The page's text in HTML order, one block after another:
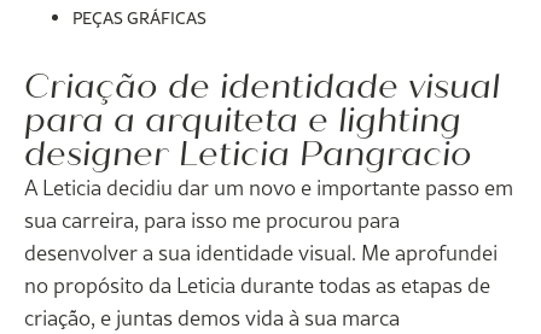
PEÇAS GRÁFICAS
Criação de identidade visual
para a arquiteta e lighting
designer Leticia Pangracio
A Leticia decidiu dar um novo e importante passo em
sua carreira, para isso me procurou para
desenvolver a sua identidade visual. Me aprofundei
no propósito da Leticia durante todas as etapas de
criação, e juntas demos vida à sua marca